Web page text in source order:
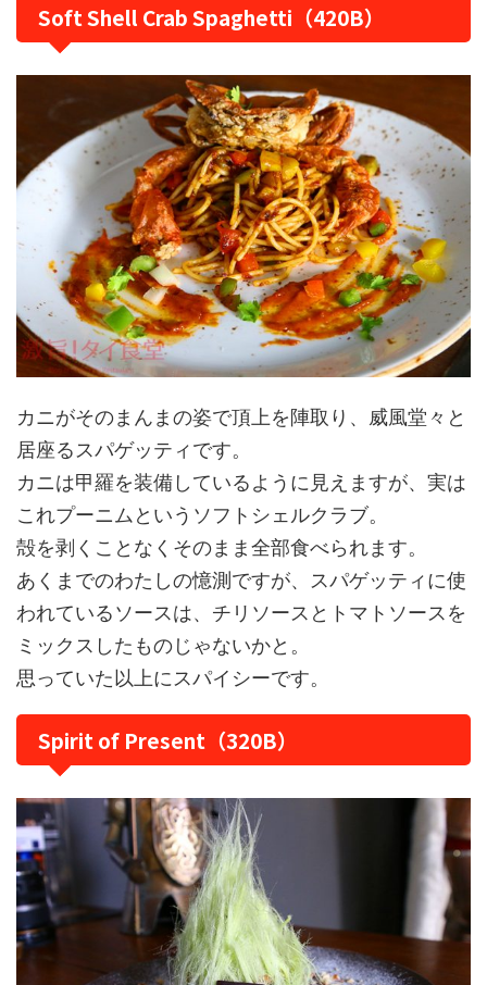
Soft Shell Crab Spaghetti（420B）
カニがそのまんまの姿で頂上を陣取り、威風堂々と
居座るスパゲッティです。
カニは甲羅を装備しているように見えますが、実は
これプーニムというソフトシェルクラブ。
殻を剥くことなくそのまま全部食べられます。
あくまでのわたしの憶測ですが、スパゲッティに使
われているソースは、チリソースとトマトソースを
ミックスしたものじゃないかと。
思っていた以上にスパイシーです。
Spirit of Present（320B）